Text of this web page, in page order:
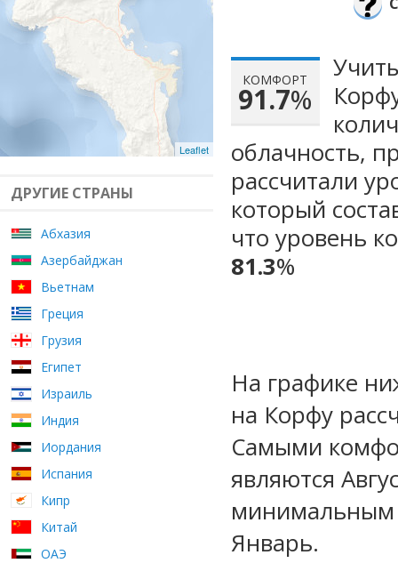
Leaflet
ДРУГИЕ СТРАНЫ
Абхазия
Азербайджан
Вьетнам
Греция
Грузия
Египет
Израиль
Индия
Иордания
Испания
Кипр
Китай
ОАЭ
КОМФОРТ
91.7%
облачность,
рассчитали
который
что уровень
81.3%
На графике
на Корфу
Самыми
являются
минимальным
Январь.